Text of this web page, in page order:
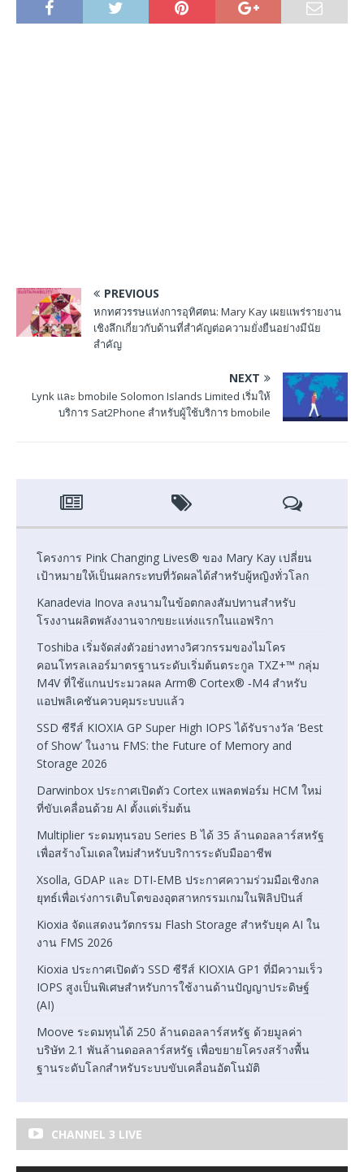
PREVIOUS
หกทศวรรษแห่งการอุทิศตน: Mary Kay เผยแพร่รายงาน
เชิงลึกเกี่ยวกับด้านที่สำคัญต่อความยั่งยืนอย่างมีนัย
สำคัญ
NEXT
Lynk และ bmobile Solomon Islands Limited เริ่มให้
บริการ Sat2Phone สำหรับผู้ใช้บริการ bmobile
โครงการ Pink Changing Lives® ของ Mary Kay เปลี่ยน
เป้าหมายให้เป็นผลกระทบที่วัดผลได้สำหรับผู้หญิงทั่วโลก
Kanadevia Inova ลงนามในข้อตกลงสัมปทานสำหรับ
โรงงานผลิตพลังงานจากขยะแห่งแรกในแอฟริกา
Toshiba เริ่มจัดส่งตัวอย่างทางวิศวกรรมของไมโคร
คอนโทรลเลอร์มาตรฐานระดับเริ่มต้นตระกูล TXZ+™ กลุ่ม
M4V ที่ใช้แกนประมวลผล Arm® Cortex® ‑M4 สำหรับ
แอปพลิเคชันควบคุมระบบแล้ว
SSD ซีรีส์ KIOXIA GP Super High IOPS ได้รับรางวัล ‘Best
of Show’ ในงาน FMS: the Future of Memory and
Storage 2026
Darwinbox ประกาศเปิดตัว Cortex แพลตฟอร์ม HCM ใหม่
ที่ขับเคลื่อนด้วย AI ตั้งแต่เริ่มต้น
Multiplier ระดมทุนรอบ Series B ได้ 35 ล้านดอลลาร์สหรัฐ
เพื่อสร้างโมเดลใหม่สำหรับบริการระดับมืออาชีพ
Xsolla, GDAP และ DTI-EMB ประกาศความร่วมมือเชิงกล
ยุทธ์เพื่อเร่งการเติบโตของอุตสาหกรรมเกมในฟิลิปปินส์
Kioxia จัดแสดงนวัตกรรม Flash Storage สำหรับยุค AI ใน
งาน FMS 2026
Kioxia ประกาศเปิดตัว SSD ซีรีส์ KIOXIA GP1 ที่มีความเร็ว
IOPS สูงเป็นพิเศษสำหรับการใช้งานด้านปัญญาประดิษฐ์
(AI)
Moove ระดมทุนได้ 250 ล้านดอลลาร์สหรัฐ ด้วยมูลค่า
บริษัท 2.1 พันล้านดอลลาร์สหรัฐ เพื่อขยายโครงสร้างพื้น
ฐานระดับโลกสำหรับระบบขับเคลื่อนอัตโนมัติ
CHANNEL 3 LIVE